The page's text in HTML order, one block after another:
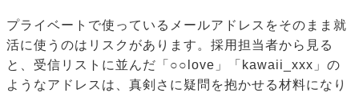
プライベートで使っているメールアドレスをそのまま就
活に使うのはリスクがあります。採用担当者から見る
と、受信リストに並んだ「○○love」「kawaii_xxx」の
ようなアドレスは、真剣さに疑問を抱かせる材料になり